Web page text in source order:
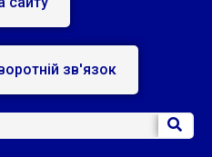
зв'язок